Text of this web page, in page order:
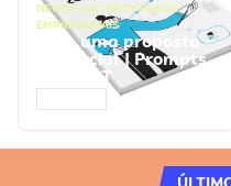
NEGÓCIOS, PROCESSOS
EMPRESARIAIS
Faça uma proposta
comercial | Prompts
ChatGPT